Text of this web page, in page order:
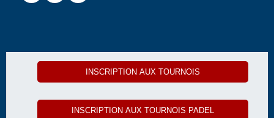
INSCRIPTION AUX TOURNOIS
INSCRIPTION AUX TOURNOIS PADEL